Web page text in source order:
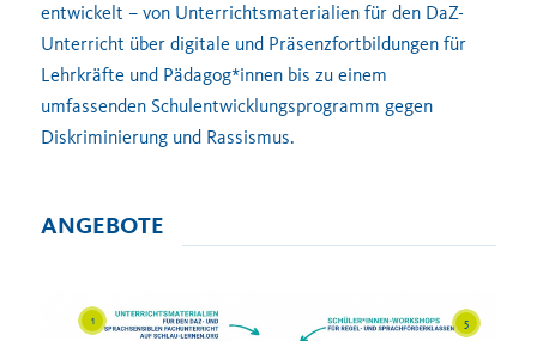
entwickelt – von Unterrichtsmaterialien für den DaZ-
Unterricht über digitale und Präsenzfortbildungen für
Lehrkräfte und Pädagog*innen bis zu einem
umfassenden Schulentwicklungsprogramm gegen
Diskriminierung und Rassismus.
ANGEBOTE
1 5